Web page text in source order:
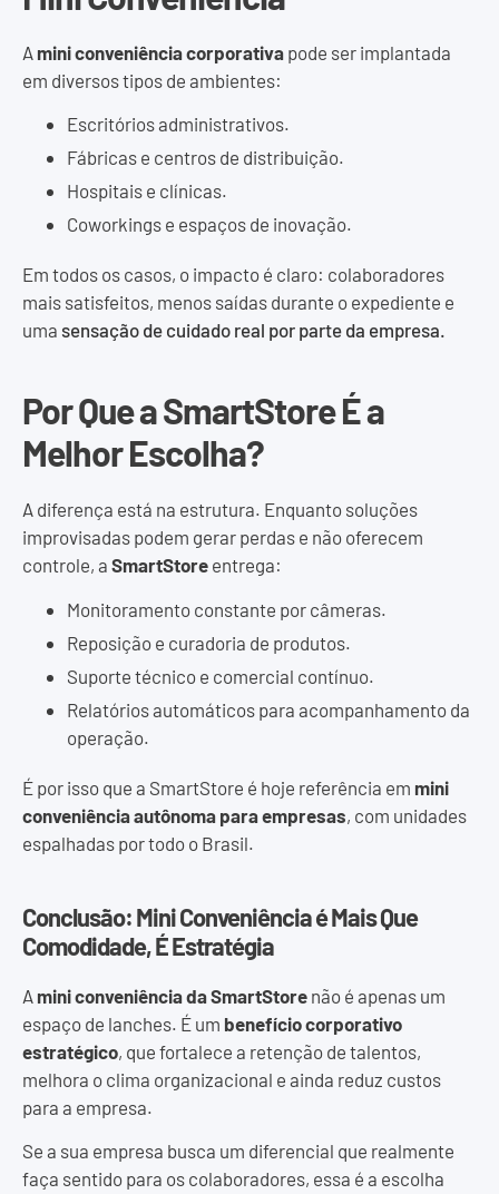
A mini conveniência corporativa pode ser implantada
em diversos tipos de ambientes:
Escritórios administrativos.
Fábricas e centros de distribuição.
Hospitais e clínicas.
Coworkings e espaços de inovação.
Em todos os casos, o impacto é claro: colaboradores
mais satisfeitos, menos saídas durante o expediente e
uma sensação de cuidado real por parte da empresa.
Por Que a SmartStore É a
Melhor Escolha?
A diferença está na estrutura. Enquanto soluções
improvisadas podem gerar perdas e não oferecem
controle, a SmartStore entrega:
Monitoramento constante por câmeras.
Reposição e curadoria de produtos.
Suporte técnico e comercial contínuo.
Relatórios automáticos para acompanhamento da
operação.
É por isso que a SmartStore é hoje referência em mini
conveniência autônoma para empresas, com unidades
espalhadas por todo o Brasil.
Conclusão: Mini Conveniência é Mais Que
Comodidade, É Estratégia
A mini conveniência da SmartStore não é apenas um
espaço de lanches. É um benefício corporativo
estratégico, que fortalece a retenção de talentos,
melhora o clima organizacional e ainda reduz custos
para a empresa.
Se a sua empresa busca um diferencial que realmente
faça sentido para os colaboradores, essa é a escolha